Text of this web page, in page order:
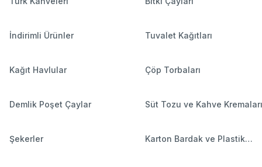
İndirimli Ürünler Tuvalet Kağıtları
Kağıt Havlular Çöp Torbaları
Demlik Poşet Çaylar Süt Tozu ve Kahve Kremaları
Şekerler
Karton Bardak ve Plastik